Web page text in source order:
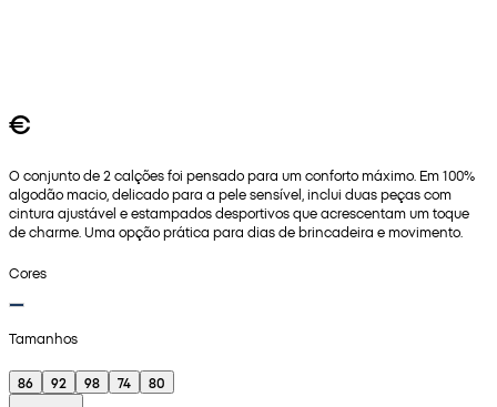
€
O conjunto de 2 calções foi pensado para um conforto máximo. Em 100%
algodão macio, delicado para a pele sensível, inclui duas peças com
cintura ajustável e estampados desportivos que acrescentam um toque
de charme. Uma opção prática para dias de brincadeira e movimento.
Cores
Tamanhos
86 92 98 74
80